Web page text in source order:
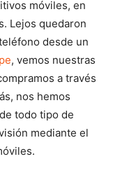
móviles, en
Lejos quedaron
desde un
, vemos nuestras
a través
nos hemos
todo tipo de
mediante el